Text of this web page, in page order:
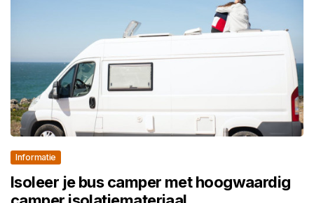
Informatie
Isoleer je bus camper met hoogwaardig